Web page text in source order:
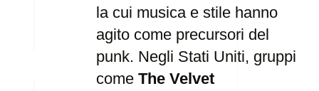
la cui musica e stile hanno
agito come precursori del
punk. Negli Stati Uniti, gruppi
come The Velvet